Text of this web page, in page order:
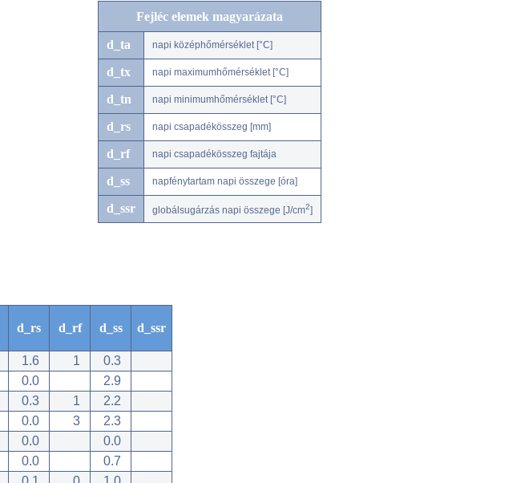
Fejléc elemek magyarázata
d_ta napi középhőmérséklet [°C]
d_tx napi maximumhőmérséklet [°C]
d_tn napi minimumhőmérséklet [°C]
d_rs napi csapadékösszeg [mm]
d_rf napi csapadékösszeg fajtája
d_ss napfénytartam napi összege [óra]
d_ssr globálsugárzás napi összege [J/cm2]
d_rs d_rf d_ss d_ssr
1.6 1
0.3
0.0
2.9
0.3 1
2.2
0.0 3
2.3
0.0
0.0
0.0
0.7